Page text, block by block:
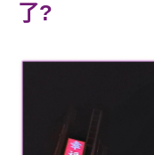
了?